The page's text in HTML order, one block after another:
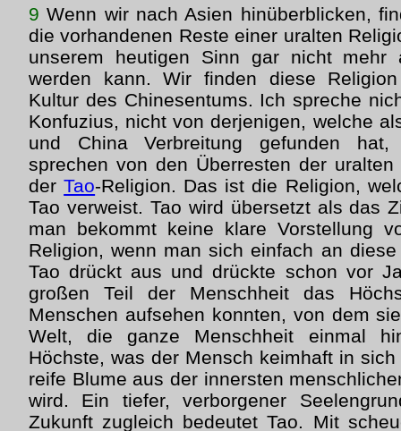
9 Wenn wir nach Asien hinüberblicken,
die vorhandenen Reste einer uralten
unserem heutigen Sinn gar nicht mehr
werden kann. Wir finden diese
Kultur des Chinesentums. Ich spreche
Konfuzius, nicht von derjenigen, welche
und China Verbreitung gefunden
sprechen von den Überresten der
derTao-Religion. Das ist die Religion,
Tao verweist. Tao wird übersetzt als das
man bekommt keine klare Vorstellung
Religion, wenn man sich einfach an
Tao drückt aus und drückte schon vor
großen Teil der Menschheit das
Menschen aufsehen konnten, von dem
Welt, die ganze Menschheit einmal
Höchste, was der Mensch keimhaft in
reife Blume aus der innersten
wird. Ein tiefer, verborgener
Zukunft zugleich bedeutet Tao. Mit